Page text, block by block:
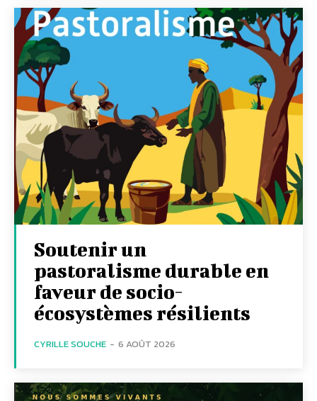
Soutenir un
pastoralisme durable en
faveur de socio-
écosystèmes résilients
CYRILLE SOUCHE - 6 AOÛT 2026